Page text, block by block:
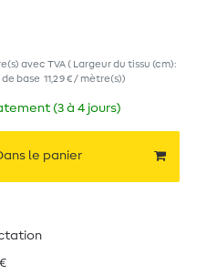
avec TVA( Largeur du tissu (cm):
de base 11,29 € / mètre(s))
(3 à 4 jours)
le panier